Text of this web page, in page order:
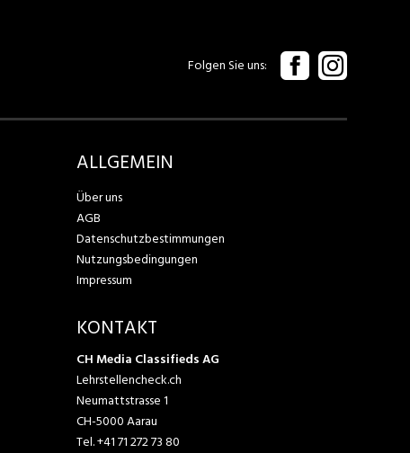
Folgen Sie uns
ALLGEMEIN
Über uns
AGB
Datenschutzbestimmungen
Nutzungsbedingungen
Impressum
KONTAKT
CH Media Classifieds AG
Lehrstellencheck.ch
Neumattstrasse 1
CH-5000 Aarau
Tel.+41 71 272 73 80